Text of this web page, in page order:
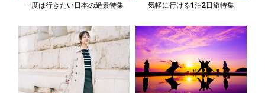
一度は行きたい日本の絶景特集 気軽に行ける1泊2日旅特集